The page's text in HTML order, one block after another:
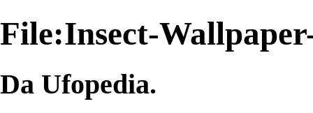
File:Insect-
Da Ufopedia.